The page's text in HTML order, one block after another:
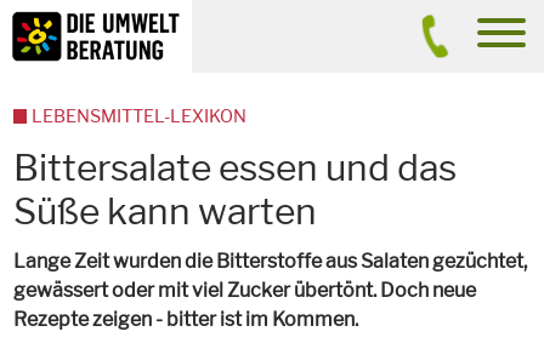
Inhalt
Suche
Bittersalate essen und das
Süße kann warten
Lange Zeit wurden die Bitterstoffe aus Salaten gezüchtet,
gewässert oder mit viel Zucker übertönt. Doch neue
Rezepte zeigen - bitter ist im Kommen.
LEBENSMITTEL-LEXIKON